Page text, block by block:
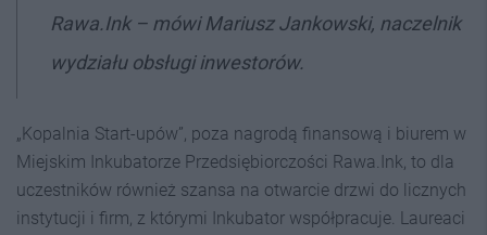
Rawa.Ink – mówi Mariusz Jankowski, naczelnik
wydziału obsługi inwestorów.
„Kopalnia Start-upów”, poza nagrodą finansową i biurem w
Miejskim Inkubatorze Przedsiębiorczości Rawa.Ink, to dla
uczestników również szansa na otwarcie drzwi do licznych
instytucji i firm, z którymi Inkubator współpracuje. Laureaci